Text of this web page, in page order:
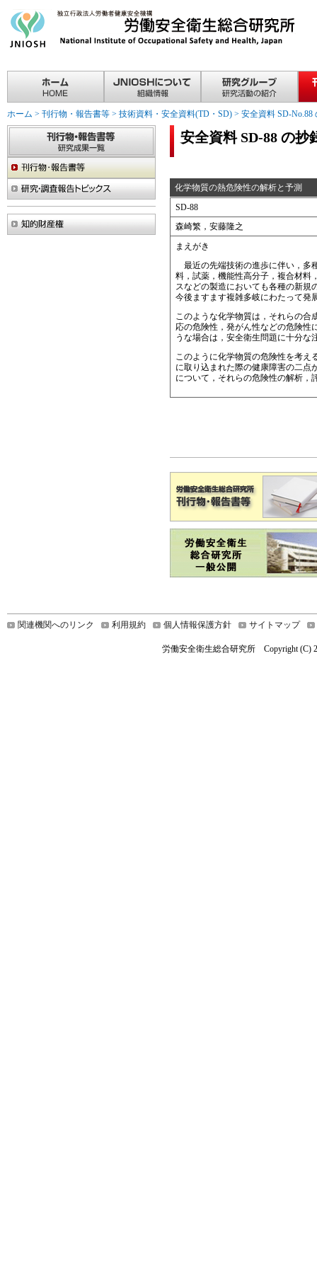
ホーム > 刊行物・報告書等 > 技術資料・安全資料(TD・SD) > 安全資料 SD-No.88
安全資料 SD-88 の抄
化学物質の熱危険性の解析と予測
SD-88
森崎繁，安藤隆之
まえがき
最近の先端技術の進歩に伴い，多
料，試薬，機能性高分子，複合材料
スなどの製造においても各種の新規
今後ますます複雑多岐にわたって発
このような化学物質は，それらの合
応の危険性，発がん性などの危険性
うな場合は，安全衛生問題に十分な
このように化学物質の危険性を考え
に取り込まれた際の健康障害の二点
について，それらの危険性の解析，
関連機関へのリンク 利用規約 個人情報保護方針 サイトマップ
労働安全衛生総合研究所 Copyright (C)